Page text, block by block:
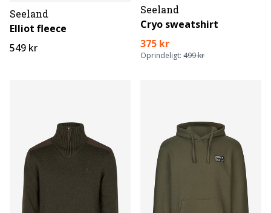
Seeland
Elliot fleece
549 kr
Seeland
Cryo sweatshirt
375 kr
Oprindeligt: 499 kr